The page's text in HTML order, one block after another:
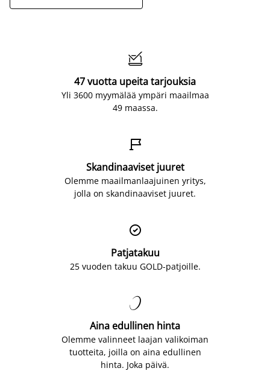

47 vuotta upeita tarjouksia
Yli 3600 myymälää ympäri maailmaa
49 maassa.

Skandinaaviset juuret
Olemme maailmanlaajuinen yritys,
jolla on skandinaaviset juuret.

Patjatakuu
25 vuoden takuu GOLD-patjoille.

Aina edullinen hinta
Olemme valinneet laajan valikoiman
tuotteita, joilla on aina edullinen
hinta. Joka päivä.